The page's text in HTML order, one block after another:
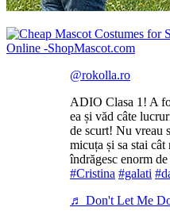
@rokolla.ro
ADIO Clasa 1! A
ea și văd câte
de scurt! Nu vreau
micuța și sa stai
îndrăgesc enorm
#Cristina #galati
♬ Don't Let Me